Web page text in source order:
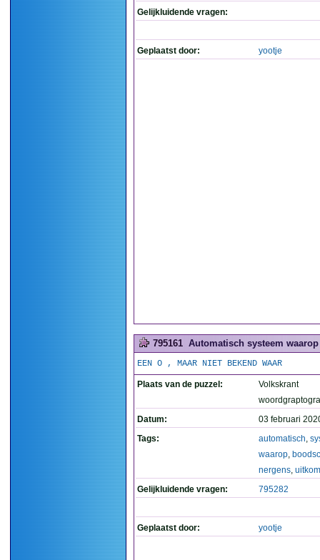
Gelijkluidende vragen:
Geplaatst door: yootje
795161 Automatisch systeem
EEN O , MAAR NIET BEKEND WAAR
Plaats van de puzzel:
Volkskrant
Datum:
03 februari
Tags:
automatisch,
waarop,
nergens,
Gelijkluidende vragen:
795282
Geplaatst door: yootje